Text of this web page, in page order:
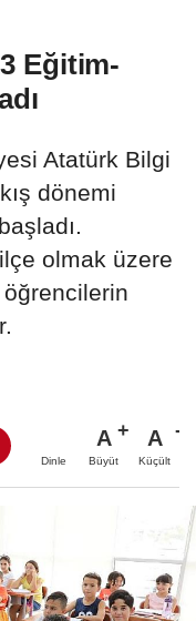
Eğitim-
Atatürk Bilgi
dönemi
olmak üzere
Dinle
A
Büyüt
A
Küçült